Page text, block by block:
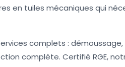
en tuiles mécaniques qui
complets :
complète. Certifié RGE,